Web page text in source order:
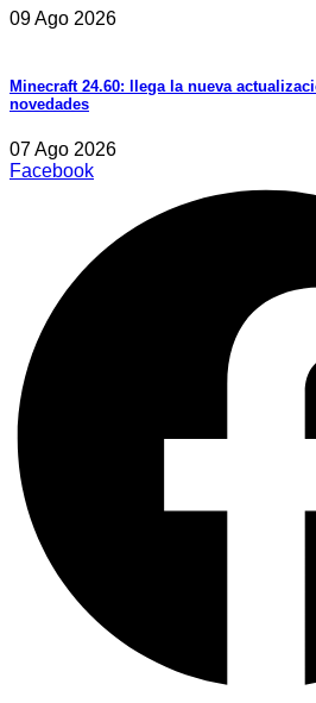
09 Ago 2026
Minecraft 24.60: llega la nueva
novedades
07 Ago 2026
Facebook